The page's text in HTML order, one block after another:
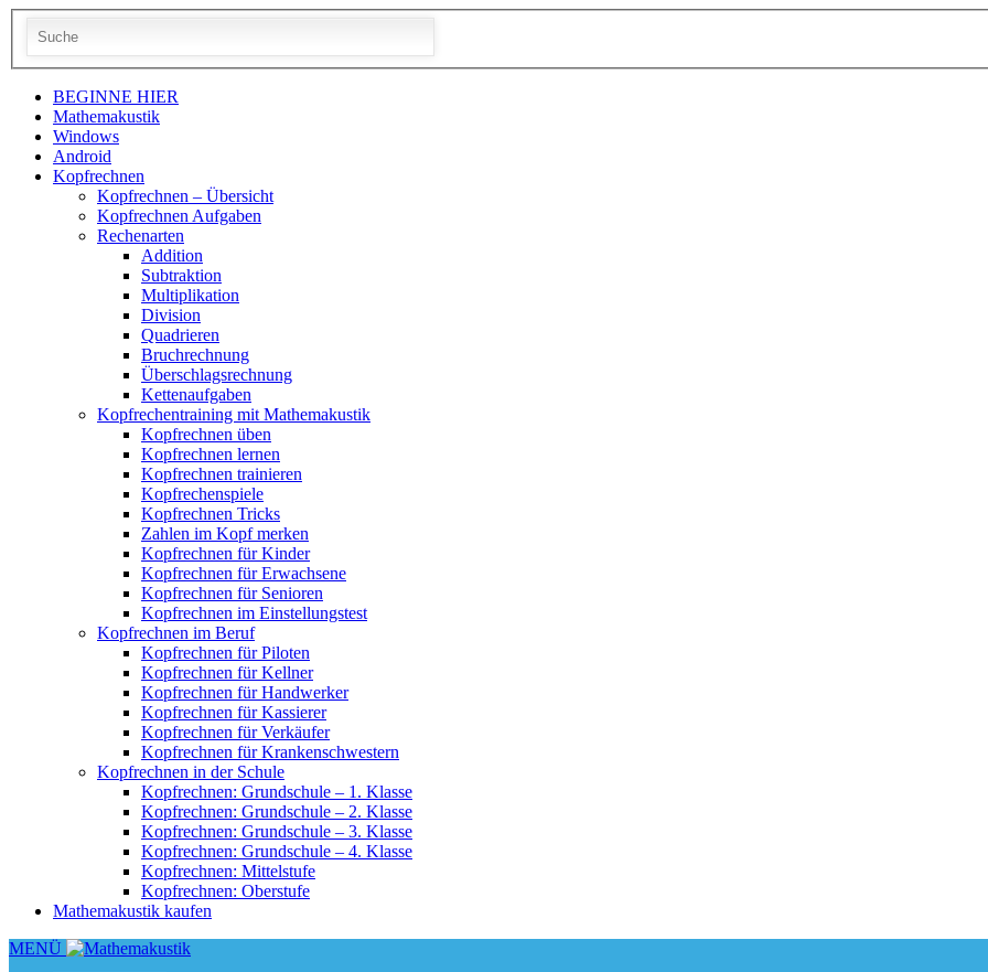
BEGINNE HIER
Mathemakustik
Windows
Android
Kopfrechnen
Kopfrechnen – Übersicht
Kopfrechnen Aufgaben
Rechenarten
Addition
Subtraktion
Multiplikation
Division
Quadrieren
Bruchrechnung
Überschlagsrechnung
Kettenaufgaben
Kopfrechentraining mit Mathemakustik
Kopfrechnen üben
Kopfrechnen lernen
Kopfrechnen trainieren
Kopfrechenspiele
Kopfrechnen Tricks
Zahlen im Kopf merken
Kopfrechnen für Kinder
Kopfrechnen für Erwachsene
Kopfrechnen für Senioren
Kopfrechnen im Einstellungstest
Kopfrechnen im Beruf
Kopfrechnen für Piloten
Kopfrechnen für Kellner
Kopfrechnen für Handwerker
Kopfrechnen für Kassierer
Kopfrechnen für Verkäufer
Kopfrechnen für Krankenschwestern
Kopfrechnen in der Schule
Kopfrechnen: Grundschule – 1. Klasse
Kopfrechnen: Grundschule – 2. Klasse
Kopfrechnen: Grundschule – 3. Klasse
Kopfrechnen: Grundschule – 4. Klasse
Kopfrechnen: Mittelstufe
Kopfrechnen: Oberstufe
Mathemakustik kaufen
MENÜ